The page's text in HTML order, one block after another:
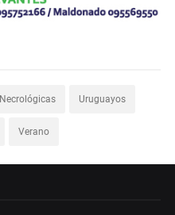
Necrológicas Uruguayos
Verano